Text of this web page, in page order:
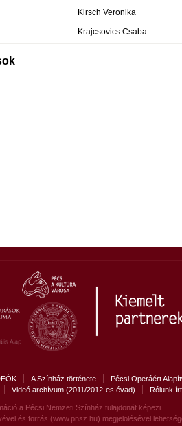
Kirsch Veronika
Krajcsovics Csaba
A Színház története
Pécsi Operáért
Videó archívum (2011/2012-es évad) Rólunk
a Pécsi Nemzeti Színház tulajdonát képezi.
és forrás (www.pnsz.hu) megjelölésével